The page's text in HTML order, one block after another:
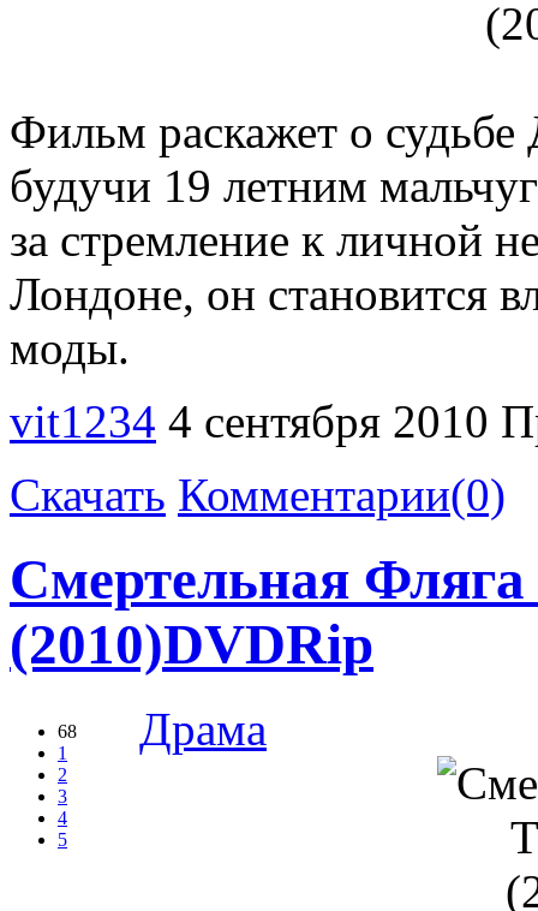
Фильм раскажет о
будучи 19 летним
за стремление к личной
Лондоне, он становится
моды.
vit1234 4 сентября 2010
Скачать Комментарии(0)
Смертельная
(2010)DVDRip
68
1
2
3
4
5
Драма